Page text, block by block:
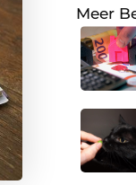
Meer